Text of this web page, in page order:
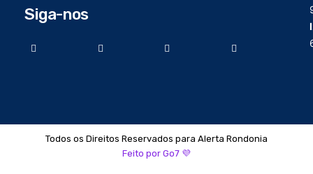
Siga-nos
Todos os Direitos Reservados para Alerta Rondonia
Feito por Go7 💜